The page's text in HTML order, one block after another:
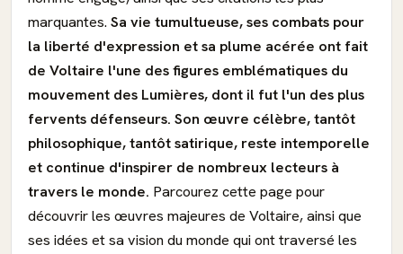
marquantes. Sa vie tumultueuse, ses combats pour
la liberté d'expression et sa plume acérée ont fait
de Voltaire l'une des figures emblématiques du
mouvement des Lumières, dont il fut l'un des plus
fervents défenseurs. Son œuvre célèbre, tantôt
philosophique, tantôt satirique, reste intemporelle
et continue d'inspirer de nombreux lecteurs à
travers le monde. Parcourez cette page pour
découvrir les œuvres majeures de Voltaire, ainsi que
ses idées et sa vision du monde qui ont traversé les